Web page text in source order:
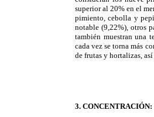
superior al 20% en el
pimiento, cebolla y
notable (9,22%), otros
también muestran una
cada vez se torna más
de frutas y hortalizas,
3.